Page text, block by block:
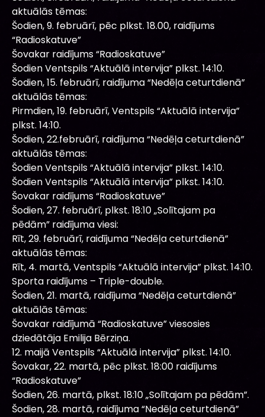
aktuālās tēmas:
Šodien, 9. februārī, pēc plkst. 18.00, raidījums
“Radioskatuve”
Šovakar raidījums “Radioskatuve”
Šodien Ventspils “Aktuālā intervija” plkst. 14:10.
Šodien, 15. februārī, raidījuma “Nedēļa ceturtdienā”
aktuālās tēmas:
Pirmdien, 19. februārī, Ventspils “Aktuālā intervija”
plkst. 14:10.
Šodien, 22.februārī, raidījuma “Nedēļa ceturtdienā”
aktuālās tēmas:
Šodien Ventspils “Aktuālā intervija” plkst. 14:10.
Šodien Ventspils “Aktuālā intervija” plkst. 14:10.
Šovakar raidījums “Radioskatuve”
Šodien, 27. februārī, plkst. 18:10 „Solītajam pa
pēdām” raidījuma viesi:
Rīt, 29. februārī, raidījuma “Nedēļa ceturtdienā”
aktuālās tēmas:
Rīt, 4. martā, Ventspils “Aktuālā intervija” plkst. 14:10.
Sporta raidījums – Triple-double.
Šodien, 21. martā, raidījuma “Nedēļa ceturtdienā”
aktuālās tēmas:
Šovakar raidījumā “Radioskatuve” viesosies
dziedātāja Emilija Bērziņa.
12. maijā Ventspils “Aktuālā intervija” plkst. 14:10.
Šovakar, 22. martā, pēc plkst. 18:00 raidījums
“Radioskatuve”
Šodien, 26. martā, plkst. 18:10 „Solītajam pa pēdām”.
Šodien, 28. martā, raidījuma “Nedēļa ceturtdienā”